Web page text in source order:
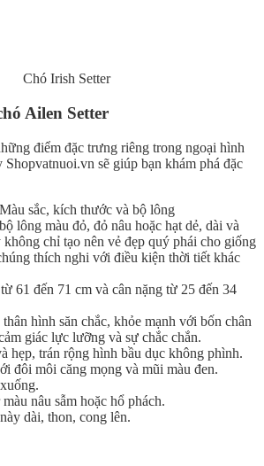
Chó Irish Setter
Ailen Setter
điểm đặc trưng riêng trong ngoại hình
sẽ giúp bạn khám phá đặc
sắc, kích thước và bộ lông
lông màu đỏ, đỏ nâu hoặc hạt dẻ, dài và
chỉ tạo nên vẻ đẹp quý phái cho giống
thích nghi với điều kiện thời tiết khác
61 đến 71 cm và cân nặng từ 25 đến 34
hình săn chắc, khỏe mạnh với bốn chân
giác lực lưỡng và sự chắc chắn.
hẹp, trán rộng hình bầu dục không phình.
đôi môi căng mọng và mũi màu đen.
nâu sẫm hoặc hổ phách.
dài, thon, cong lên.